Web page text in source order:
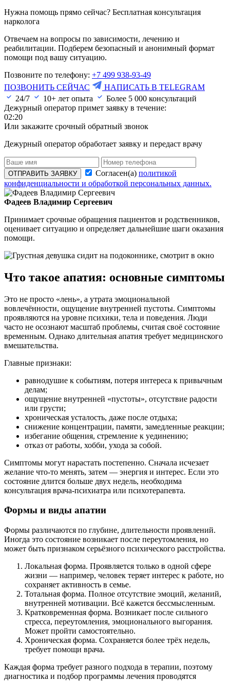
Нужна помощь прямо сейчас? Бесплатная консультация
нарколога
Отвечаем на вопросы по зависимости, лечению и
реабилитации. Подберем безопасный и анонимный формат
помощи под вашу ситуацию.
Позвоните по телефону: +7 499 938-93-49
ПОЗВОНИТЬ СЕЙЧАС
НАПИСАТЬ В TELEGRAM
24/7
10+ лет опыта Более 5 000 консультаций
Дежурный оператор примет заявку в течение:
02:20
Или закажите срочный обратный звонок
Дежурный оператор обработает заявку и передаст врачу
ОТПРАВИТЬ ЗАЯВКУ Согласен(а) политикой
конфиденциальности и обработкой персональных данных.
Фадеев Владимир Сергеевич
Принимает срочные обращения пациентов и родственников,
оценивает ситуацию и определяет дальнейшие шаги оказания
помощи.
Что такое апатия: основные симптомы
Это не просто «лень», а утрата эмоциональной
вовлечённости, ощущение внутренней пустоты. Симптомы
проявляются на уровне психики, тела и поведения. Люди
часто не осознают масштаб проблемы, считая своё состояние
временным. Однако длительная апатия требует медицинского
вмешательства.
Главные признаки:
равнодушие к событиям, потеря интереса к привычным
делам;
ощущение внутренней «пустоты», отсутствие радости
или грусти;
хроническая усталость, даже после отдыха;
снижение концентрации, памяти, замедленные реакции;
избегание общения, стремление к уединению;
отказ от работы, хобби, ухода за собой.
Симптомы могут нарастать постепенно. Сначала исчезает
желание что-то менять, затем — энергия и интерес. Если это
состояние длится больше двух недель, необходима
консультация врача-психиатра или психотерапевта.
Формы и виды апатии
Формы различаются по глубине, длительности проявлений.
Иногда это состояние возникает после переутомления, но
может быть признаком серьёзного психического расстройства.
Локальная форма. Проявляется только в одной сфере
жизни — например, человек теряет интерес к работе, но
сохраняет активность в семье.
Тотальная форма. Полное отсутствие эмоций, желаний,
внутренней мотивации. Всё кажется бессмысленным.
Кратковременная форма. Возникает после сильного
стресса, переутомления, эмоционального выгорания.
Может пройти самостоятельно.
Хроническая форма. Сохраняется более трёх недель,
требует помощи врача.
Каждая форма требует разного подхода в терапии, поэтому
диагностика и подбор программы лечения проводятся